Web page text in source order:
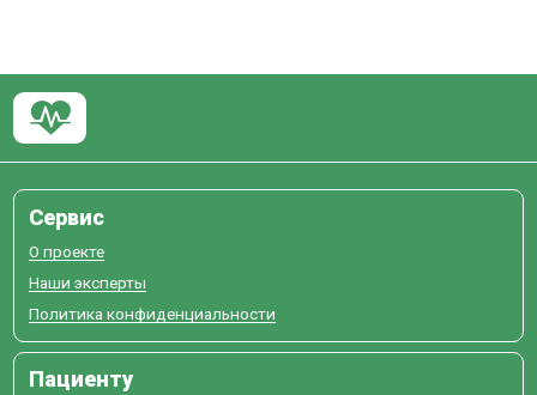
Сервис
О проекте
Наши эксперты
Политика конфиденциальности
Пациенту